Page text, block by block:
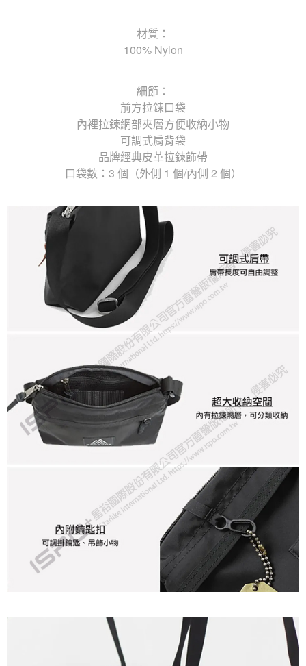
材質：
100% Nylon
細節：
前方拉鍊口袋
內裡拉鍊網部夾層方便收納小物
可調式肩背袋
品牌經典皮革拉鍊飾帶
口袋數：3 個（外側 1 個/內側 2 個）